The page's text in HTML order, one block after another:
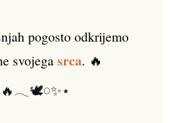
pogosto odkrijemo
svojega srca. 🔥
🔥𓂃🕊️𓏸✨⋆